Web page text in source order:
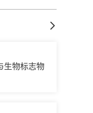

生物标志物